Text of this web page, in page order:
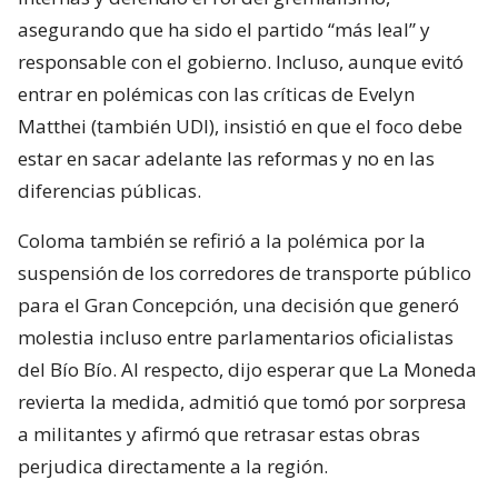
asegurando que ha sido el partido “más leal” y
responsable con el gobierno. Incluso, aunque evitó
entrar en polémicas con las críticas de Evelyn
Matthei (también UDI), insistió en que el foco debe
estar en sacar adelante las reformas y no en las
diferencias públicas.
Coloma también se refirió a la polémica por la
suspensión de los corredores de transporte público
para el Gran Concepción, una decisión que generó
molestia incluso entre parlamentarios oficialistas
del Bío Bío. Al respecto, dijo esperar que La Moneda
revierta la medida, admitió que tomó por sorpresa
a militantes y afirmó que retrasar estas obras
perjudica directamente a la región.